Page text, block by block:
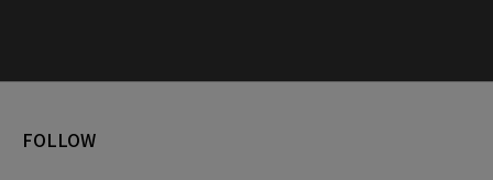
FOLLOW